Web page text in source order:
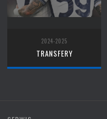
2024-2025
TRANSFERY